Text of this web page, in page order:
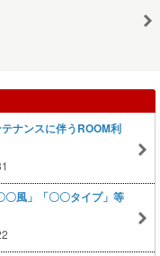
ナンスに伴うROOM利
〇風」「〇〇タイプ」等